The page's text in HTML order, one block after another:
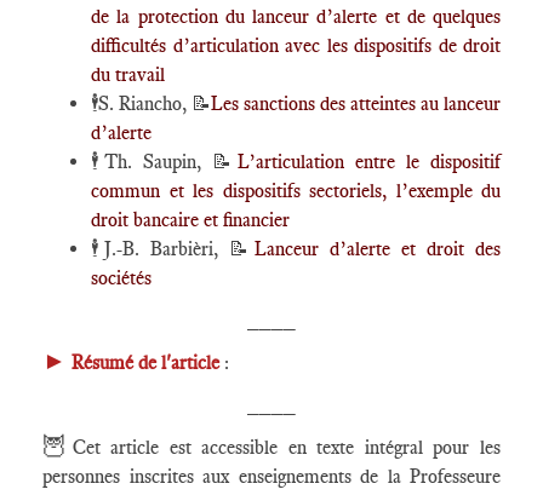
de la protection du lanceur d’alerte et de quelques
difficultés d’articulation avec les dispositifs de droit
du travail
🕴️S. Riancho, 📝Les sanctions des atteintes au lanceur
d’alerte
🕴️ Th. Saupin, 📝 L’articulation entre le dispositif
commun et les dispositifs sectoriels, l’exemple du
droit bancaire et financier
🕴️ J.-B. Barbièri, 📝 Lanceur d’alerte et droit des
sociétés
► Résumé de l'article:
🦉 Cet article est accessible en texte intégral pour les
personnes inscrites aux enseignements de la Professeure